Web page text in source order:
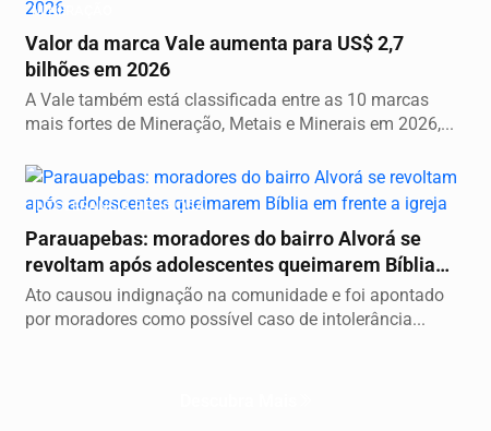
MINERAÇÃO
Valor da marca Vale aumenta para US$ 2,7
bilhões em 2026
A Vale também está classificada entre as 10 marcas
mais fortes de Mineração, Metais e Minerais em 2026,...
INTOLERÂNCIA RELIGIOSA
Parauapebas: moradores do bairro Alvorá se
revoltam após adolescentes queimarem Bíblia
em...
Ato causou indignação na comunidade e foi apontado
por moradores como possível caso de intolerância...